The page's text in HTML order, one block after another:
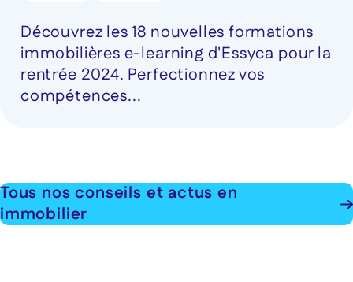
Découvrez les 18 nouvelles formations
immobilières e-learning d'Essyca pour la
rentrée 2024. Perfectionnez vos
compétences...
Tous nos conseils et actus en
immobilier